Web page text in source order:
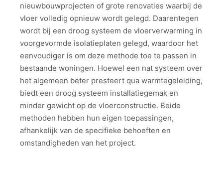
nieuwbouwprojecten of grote renovaties waarbij de
vloer volledig opnieuw wordt gelegd. Daarentegen
wordt bij een droog systeem de vloerverwarming in
voorgevormde isolatieplaten gelegd, waardoor het
eenvoudiger is om deze methode toe te passen in
bestaande woningen. Hoewel een nat systeem over
het algemeen beter presteert qua warmtegeleiding,
biedt een droog systeem installatiegemak en
minder gewicht op de vloerconstructie. Beide
methoden hebben hun eigen toepassingen,
afhankelijk van de specifieke behoeften en
omstandigheden van het project.